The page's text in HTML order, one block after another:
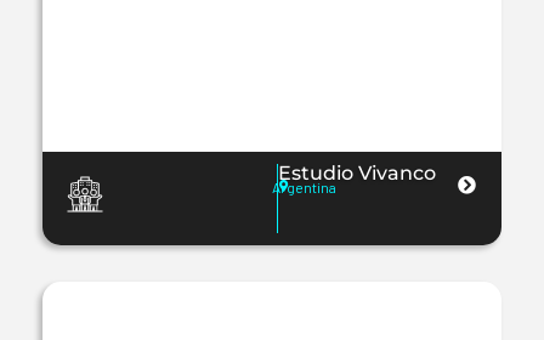
Estudio Vivanco
Argentina